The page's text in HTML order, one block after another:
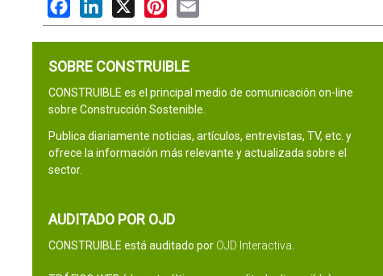
SOBRE CONSTRUIBLE
CONSTRUIBLE es el principal medio de comunicación on-line
sobre Construcción Sostenible.
Publica diariamente noticias, artículos, entrevistas, TV, etc. y
ofrece la información más relevante y actualizada sobre el
sector.
AUDITADO POR OJD
CONSTRUIBLE está auditado por OJD Interactiva